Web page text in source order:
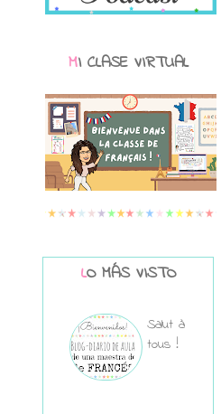
MI CLASE VIRTUAL
LO MÁS VISTO
Salut à
tous !